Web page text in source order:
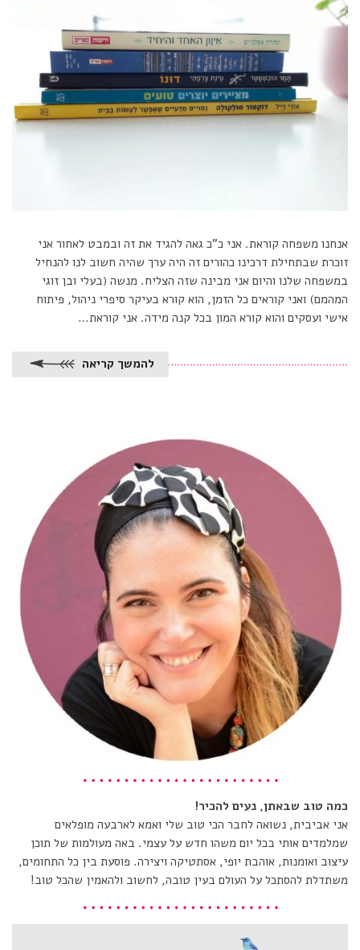
אנחנו משפחה קוראת. אני כ”כ גאה להגיד את זה ובמבט לאחור אני
זוכרת שבתחילת דרכינו כהורים זה היה ערך שהיה חשוב לנו להנחיל
במשפחה שלנו והיום אני מבינה שזה הצליח. מנשה (בעלי ובן זוגי
המהמם) ואני קוראים כל הזמן, הוא קורא בעיקר סיפרי ניהול, פיתוח
אישי ועסקים והוא קורא המון בכל קנה מידה. אני קוראת…
להמשך קריאה
כמה טוב שבאתן, נעים להכיר!
אני אביבית, נשואה לחבר הכי טוב שלי ואמא לארבעה מופלאים
שמלמדים אותי בכל יום משהו חדש על עצמי. באה מעולמות של תוכן
עיצוב ואומנות, אוהבת יופי, אסתטיקה ויצירה. פוסעת בין כל התחומים,
משתדלת להסתכל על העולם בעין טובה, לחשוב ולהאמין שהכל טוב!